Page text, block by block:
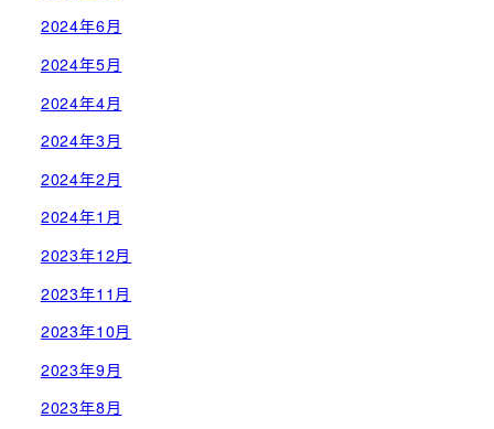
2024年6月
2024年5月
2024年4月
2024年3月
2024年2月
2024年1月
2023年12月
2023年11月
2023年10月
2023年9月
2023年8月